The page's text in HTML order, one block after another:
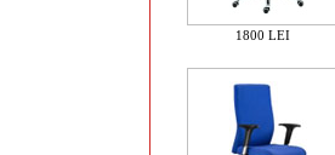
1800 LEI